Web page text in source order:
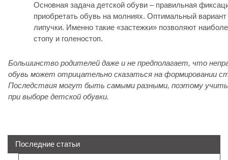
Основная задача детской обуви – правильная
приобретать обувь на молниях. Оптимальный
липучки. Именно такие «застежки» позволяют
стопу и голеностоп.
Большинство родителей даже и не предполагает, что
обувь может отрицательно сказаться на формировании
Последствия могут быть самыми разными, поэтому
при выборе детской обувки.
Последние статьи